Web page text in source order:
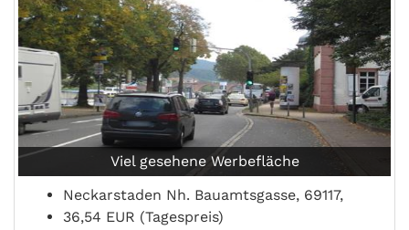
Viel gesehene Werbefläche
Neckarstaden Nh. Bauamtsgasse, 69117,
36,54 EUR (Tagespreis)